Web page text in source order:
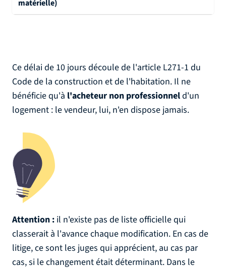
matérielle)
Ce délai de 10 jours découle de l'article L271-1 du
Code de la construction et de l'habitation. Il ne
bénéficie qu'à l'acheteur non professionneld'un
logement : le vendeur, lui, n'en dispose jamais.
Attention : il n'existe pas de liste officielle qui
classerait à l'avance chaque modification. En cas de
litige, ce sont les juges qui apprécient, au cas par
cas, si le changement était déterminant. Dans le